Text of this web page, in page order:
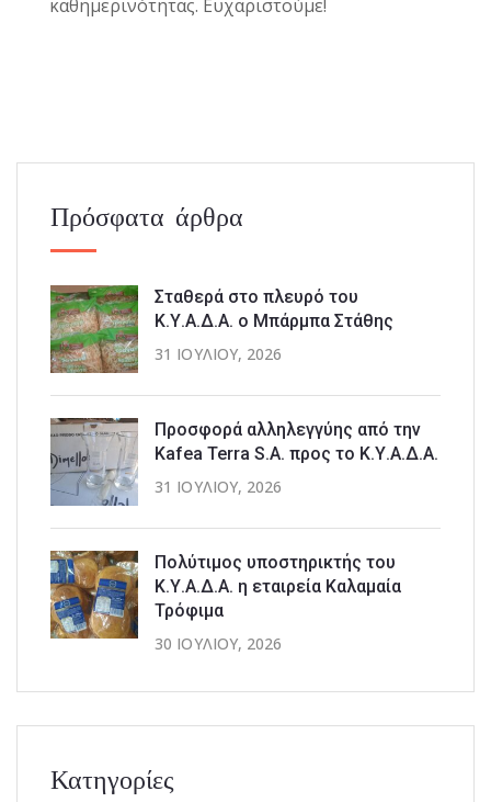
καθημερινότητας. Ευχαριστούμε!
Πρόσφατα άρθρα
Σταθερά στο πλευρό του
Κ.Υ.Α.Δ.Α. ο Μπάρμπα Στάθης
31 ΙΟΥΛΊΟΥ, 2026
Προσφορά αλληλεγγύης από την
Kafea Terra S.A. προς το Κ.Υ.Α.Δ.Α.
31 ΙΟΥΛΊΟΥ, 2026
Πολύτιμος υποστηρικτής του
Κ.Υ.Α.Δ.Α. η εταιρεία Καλαμαία
Τρόφιμα
30 ΙΟΥΛΊΟΥ, 2026
Κατηγορίες